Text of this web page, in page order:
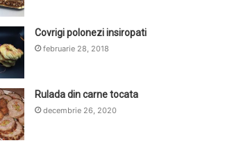
Covrigi polonezi insiropati
februarie 28, 2018
Rulada din carne tocata
decembrie 26, 2020